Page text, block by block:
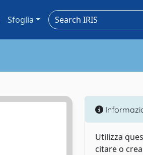
Sfoglia
Utilizza
citare o